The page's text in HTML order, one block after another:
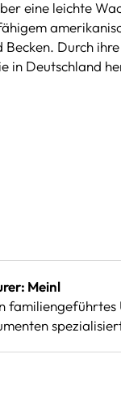
eine leichte
Durch
in Deutschland
Meinl